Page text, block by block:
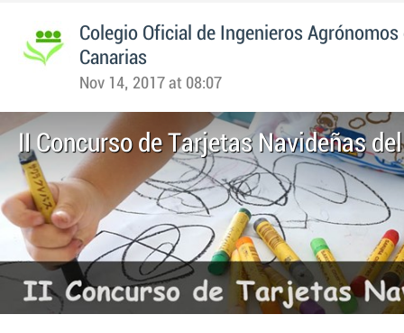
Colegio Oficial de Ingenieros Agrónomos
Canarias
Nov 14, 2017 at 08:07
II Concurso de Tarjetas Navideñas